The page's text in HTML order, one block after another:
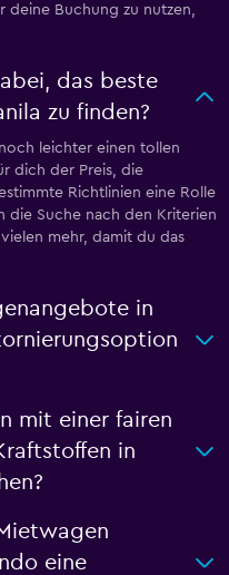
Buchung zu nutzen,
das beste
zu finden?
leichter einen tollen
dich der Preis, die
Richtlinien eine Rolle
die Suche nach den Kriterien
mehr, damit du das
in
mit einer fairen
in
eine